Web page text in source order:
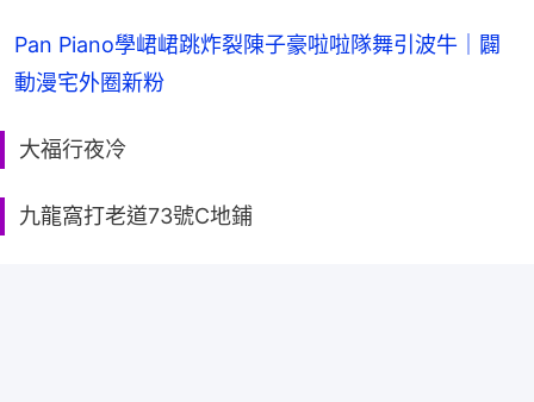
Pan Piano學峮峮跳炸裂陳子豪啦啦隊舞引波牛｜闢
動漫宅外圈新粉
大福行夜冷
九龍窩打老道73號C地鋪